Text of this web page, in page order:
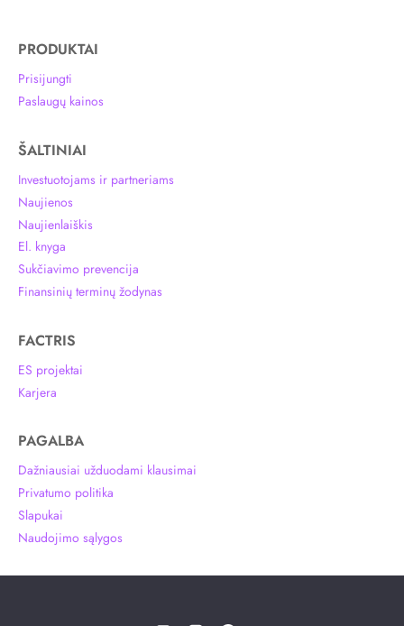
PRODUKTAI
Prisijungti
Paslaugų kainos
ŠALTINIAI
Investuotojams ir partneriams
Naujienos
Naujienlaiškis
El. knyga
Sukčiavimo prevencija
Finansinių terminų žodynas
FACTRIS
ES projektai
Karjera
PAGALBA
Dažniausiai užduodami klausimai
Privatumo politika
Slapukai
Naudojimo sąlygos